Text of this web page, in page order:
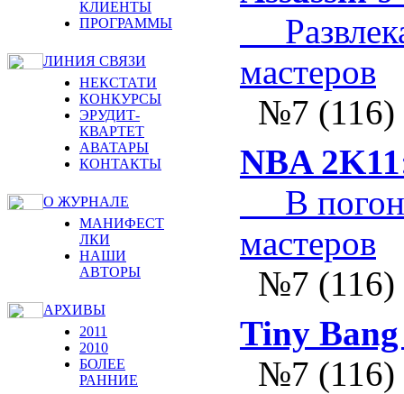
КЛИЕНТЫ
ПРОГРАММЫ
ЛИНИЯ СВЯЗИ
НЕКСТАТИ
КОНКУРСЫ
ЭРУДИТ-
КВАРТЕТ
АВАТАРЫ
КОНТАКТЫ
О ЖУРНАЛЕ
МАНИФЕСТ
ЛКИ
НАШИ
АВТОРЫ
АРХИВЫ
2011
2010
БОЛЕЕ
РАННИЕ
мастеров
№7 (116)
NBA 2K11
В
мастеров
№7 (116)
Tiny
№7 (116)